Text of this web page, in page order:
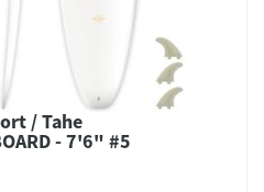
/ Tahe
- 7'6" #5